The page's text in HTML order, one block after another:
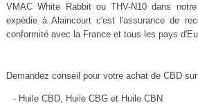
VMAC White Rabbit ou THV-N10 dans
expédie à Alaincourt c'est l'assurance de
conformité avec la France et tous les pays
Demandez conseil pour votre achat de CBD
- Huile CBD, Huile CBG et Huile CBN